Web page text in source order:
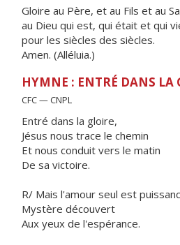
Gloire au Père, et au Fils et au
au Dieu qui est, qui était et qui
pour les siècles des siècles.
Amen. (Alléluia.)
HYMNE : ENTRÉ DANS LA
CFC — CNPL
Entré dans la gloire,
Jésus nous trace le chemin
Et nous conduit vers le matin
De sa victoire.
R/ Mais l'amour seul est
Mystère découvert
Aux yeux de l'espérance.